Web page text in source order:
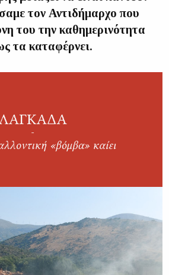
τον Αντιδήμαρχο που
του την καθημερινότητα
τα καταφέρνει.